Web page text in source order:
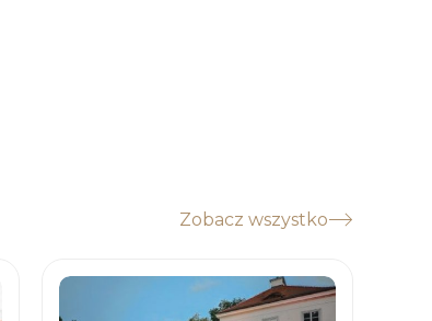
Zobacz wszystko